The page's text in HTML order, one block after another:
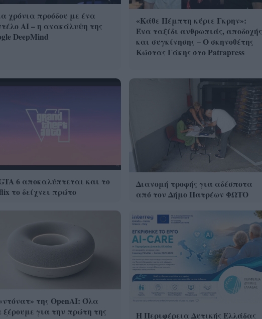
χρόνια προόδου με ένα
ΑΙ – η ανακάλυψη της
DeepMind
«Κάθε Πέμπτη κύριε Γκρην»:
Ένα ταξίδι ανθρωπιάς, αποδοχής
και συγκίνησης – Ο σκηνοθέτης
Κώστας Γάκης στο Patrapress
6 αποκαλύπτεται και το
το δείχνει πρώτο
Διανομή τροφής για αδέσποτα
από τον Δήμο Πατρέων ΦΩΤΟ
της OpenAI: Όλα
ξέρουμε για την πρώτη της
Η Περιφέρεια Δυτικής Ελλάδας